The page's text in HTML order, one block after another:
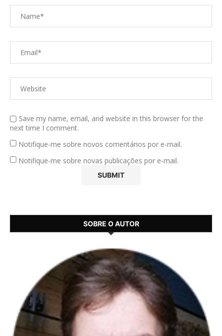
Save my name, email, and website in this browser for the
next time I comment.
Notifique-me sobre novos comentários por e-mail.
Notifique-me sobre novas publicações por e-mail.
SOBRE O AUTOR